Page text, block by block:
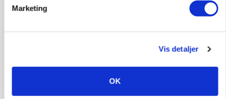
Marketing
Vis detaljer
OK